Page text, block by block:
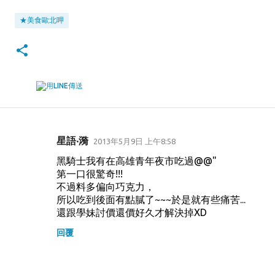
★美食歐北呷
星語‧漪 2013年5月9日 上午8:58
黑騎士我有在高雄青年夜市吃過@@"
第一口很驚奇!!!
不過料多偏向巧克力，
所以吃到後面有點膩了~~~於是就有些痛苦...
還跟學妹討價還價好久才解決掉XD
回覆